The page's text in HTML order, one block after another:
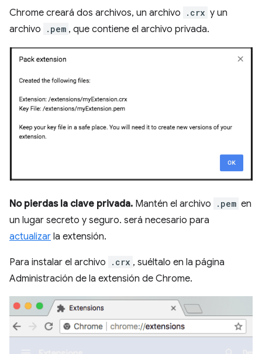
Chrome creará dos archivos, un archivo .crx y un
archivo
.pem , que contiene el archivo privada.
No pierdas la clave privada. Mantén el archivo .pem en
un lugar secreto y seguro. será necesario para
actualizar la extensión.
Para instalar el archivo .crx , suéltalo en la página
Administración de la extensión de Chrome.